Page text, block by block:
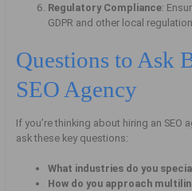
Regulatory Compliance:
GDPR and other local
Questions to Ask
SEO Agency
If you’re thinking about hiring an SEO
ask these key questions:
What industries do you
How do you approach